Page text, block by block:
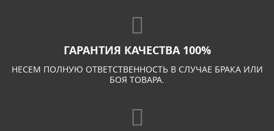
ГАРАНТИЯ КАЧЕСТВА 100%
НЕСЕМ ПОЛНУЮ ОТВЕТСТВЕННОСТЬ В СЛУЧАЕ БРАКА ИЛИ
БОЯ ТОВАРА.